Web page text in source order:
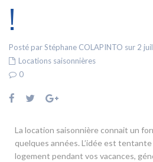
!
Posté par Stéphane COLAPINTO sur 2
Locations saisonnières
0
La location saisonnière connait un
quelques années. L’idée est
logement pendant vos vacances,